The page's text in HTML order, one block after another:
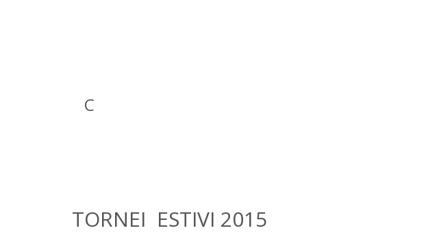
C
TORNEI ESTIVI 2015